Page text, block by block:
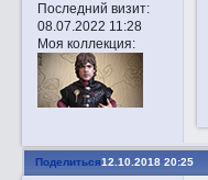
Последний визит:
08.07.2022 11:28
Моя коллекция:
Поделиться12.10.2018 20:25